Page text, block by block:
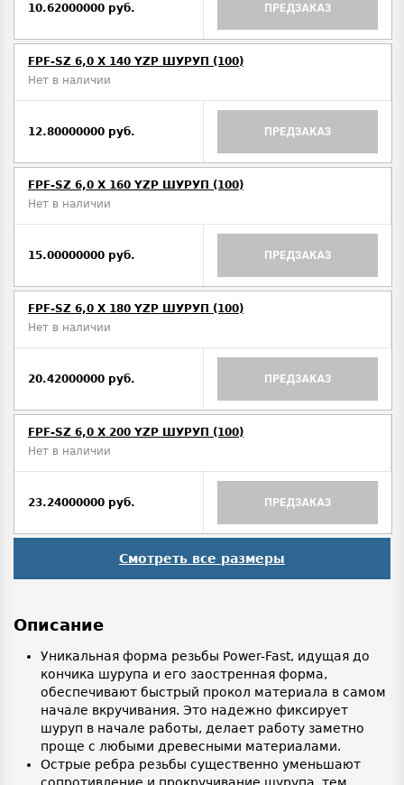
10.62000000 руб. ПРЕДЗАКАЗ
FPF-SZ 6,0 X 140 YZP ШУРУП (100)
Нет в наличии
12.80000000 руб. ПРЕДЗАКАЗ
FPF-SZ 6,0 X 160 YZP ШУРУП (100)
Нет в наличии
15.00000000 руб. ПРЕДЗАКАЗ
FPF-SZ 6,0 X 180 YZP ШУРУП (100)
Нет в наличии
20.42000000 руб. ПРЕДЗАКАЗ
FPF-SZ 6,0 X 200 YZP ШУРУП (100)
Нет в наличии
23.24000000 руб. ПРЕДЗАКАЗ
Смотреть все размеры
Описание
Уникальная форма резьбы Power-Fast, идущая до
кончика шурупа и его заостренная форма,
обеспечивают быстрый прокол материала в самом
начале вкручивания. Это надежно фиксирует
шуруп в начале работы, делает работу заметно
проще с любыми древесными материалами.
Острые ребра резьбы существенно уменьшают